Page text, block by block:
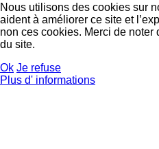
Nous utilisons des cookies sur
aident à améliorer ce site et
non ces cookies. Merci de
du site.
Ok Je refuse
Plus d' informations